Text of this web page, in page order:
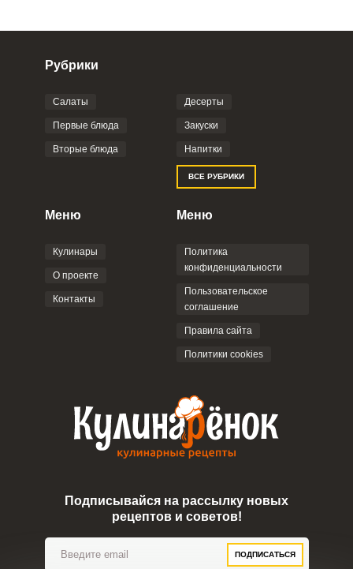
Фото до 4 шт, до 5 mb
Отправляя эту форму, вы соглашаетесь с
Политикой
Пользовательским
соглашением
Рубрики
Салаты
Первые блюда
Вторые блюда
Десерты
Закуски
Напитки
ВСЕ РУБРИКИ
Меню
Кулинары
О проекте
Контакты
Меню
Политика
конфиденциальности
Пользовательское
соглашение
Правила сайта
Политики cookies
Подписывайся на рассылку новых
рецептов и советов!
ПОДПИСАТЬСЯ